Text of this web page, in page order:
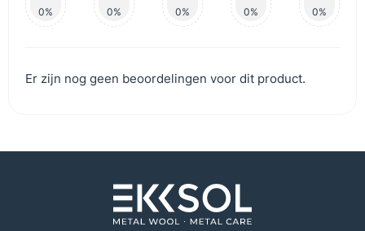
0% 0% 0% 0% 0%
Er zijn nog geen beoordelingen voor dit product.